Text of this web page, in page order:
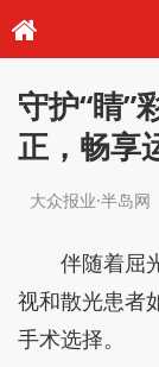
守护“睛”
正，畅享
大众报业·半岛网
伴随着屈
视和散光患者
手术选择。